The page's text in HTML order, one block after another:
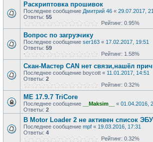
Раскриптовка прошивок
Последнее сообщение Дмитрий 46 « 29.07.2017,
Ответы: 55
Рейтинг: 0.95%
Вопрос по загрузчику
Последнее сообщение ser163 « 17.02.2017, 19:51
Ответы: 59
Рейтинг: 1.58%
Скан-Мастер CAN нет связи,нашёл
Последнее сообщение boycott « 11.01.2017, 14:51
Ответы: 2
Рейтинг: 0.32%
МЕ 17.9.7 TriCore
Последнее сообщение __Maksim__ « 01.04.2016,
Ответы: 2
В Motor Loader 2 не активен список ЭБУ
Последнее сообщение mpf « 19.03.2016, 17:31
Ответы: 4
Рейтинг: 0.32%